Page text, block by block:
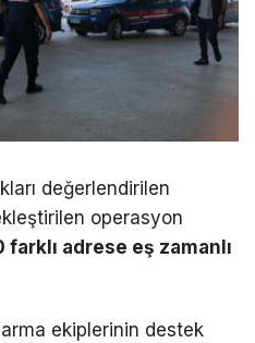
değerlendirilen
operasyon
farklı adrese eş zamanlı
ekiplerinin destek